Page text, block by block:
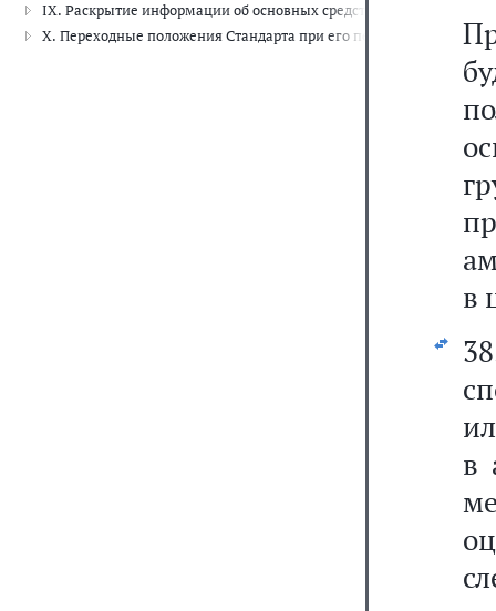
IX. Раскрытие информации об основных средствах (результатах
X. Переходные положения Стандарта при его первом применении
в
в